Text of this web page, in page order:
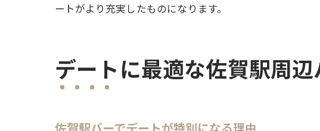
ートがより充実したものになります。
デートに最適な佐賀駅周
佐賀駅バーでデートが特別になる理由